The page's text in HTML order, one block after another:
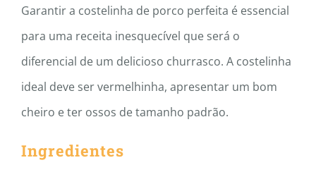
Garantir a costelinha de porco perfeita é essencial
para uma receita inesquecível que será o
diferencial de um delicioso churrasco. A costelinha
ideal deve ser vermelhinha, apresentar um bom
cheiro e ter ossos de tamanho padrão.
Ingredientes